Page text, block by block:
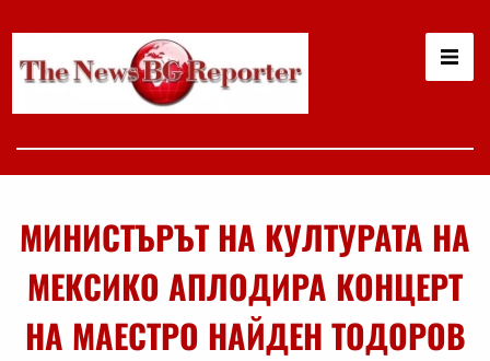
МИНИСТЪРЪТ НА КУЛТУРАТА НА
МЕКСИКО АПЛОДИРА КОНЦЕРТ
НА МАЕСТРО НАЙДЕН ТОДОРОВ